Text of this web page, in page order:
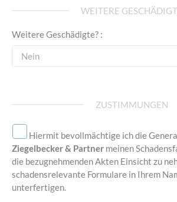
WEITERE
Weitere Geschädigte? :
ZUSTIMMUNGEN
Hiermit bevollmächtige ich die
Ziegelbecker & Partner meinen
die bezugnehmenden Akten Einsicht zu
schadensrelevante Formulare in Ihrem
unterfertigen.